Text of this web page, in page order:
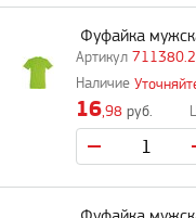
Фуфайка
16,98 руб.